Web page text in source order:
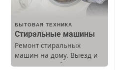
БЫТОВАЯ ТЕХНИКА
Стиральные машины
Ремонт стиральных
машин на дому. Выезд и
диагностика бесплатно.